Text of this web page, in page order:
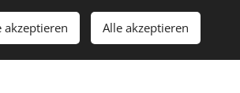
Alle akzeptieren